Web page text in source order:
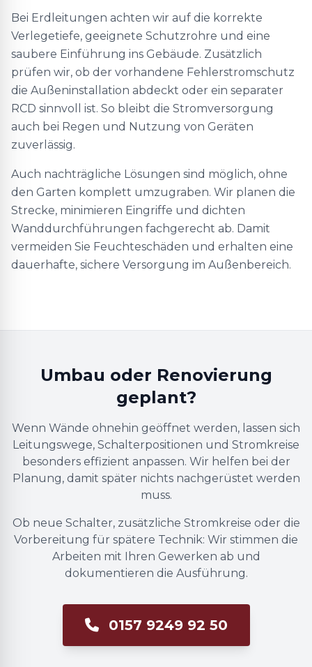
Bei Erdleitungen achten wir auf die korrekte
Verlegetiefe, geeignete Schutzrohre und eine
saubere Einführung ins Gebäude. Zusätzlich
prüfen wir, ob der vorhandene Fehlerstromschutz
die Außeninstallation abdeckt oder ein separater
RCD sinnvoll ist. So bleibt die Stromversorgung
auch bei Regen und Nutzung von Geräten
zuverlässig.
Auch nachträgliche Lösungen sind möglich, ohne
den Garten komplett umzugraben. Wir planen die
Strecke, minimieren Eingriffe und dichten
Wanddurchführungen fachgerecht ab. Damit
vermeiden Sie Feuchteschäden und erhalten eine
dauerhafte, sichere Versorgung im Außenbereich.
Umbau oder Renovierung
geplant?
Wenn Wände ohnehin geöffnet werden, lassen sich
Leitungswege, Schalterpositionen und Stromkreise
besonders effizient anpassen. Wir helfen bei der
Planung, damit später nichts nachgerüstet werden
muss.
Ob neue Schalter, zusätzliche Stromkreise oder die
Vorbereitung für spätere Technik: Wir stimmen die
Arbeiten mit Ihren Gewerken ab und
dokumentieren die Ausführung.
0157 9249 92 50